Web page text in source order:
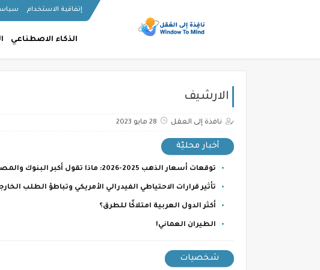
إتفاقية الاستخدام
الذكاء الاصطناعي
الارشيف
نافذة إلى العقل 28 مايو 2023
أخبار محليّة
توقعات أسعار الذهب 2025-2026: ماذا تقول أكبر البنوك والمصادر العالمية؟
تأثير قرارات الاحتياطي الفيدرالي الأمريكي وتباطؤ الطلب
أكثر الدول العربية امتلاكًا للطرق؟
الطيران العماني!
شخصيات